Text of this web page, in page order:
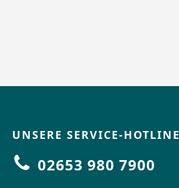
UNSERE SERVICE-HOTLINE
02653 980 7900